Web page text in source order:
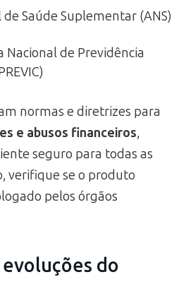
Saúde Suplementar (ANS)
Nacional de Previdência
normas e diretrizes para
e abusos financeiros,
seguro para todas as
verifique se o produto
pelos órgãos
do